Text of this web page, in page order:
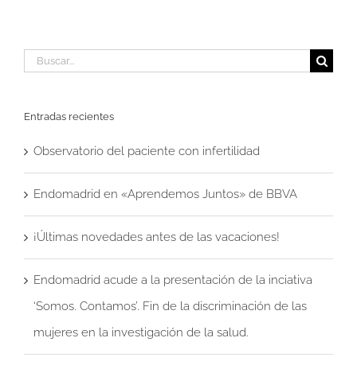
Buscar:
Entradas recientes
Observatorio del paciente con infertilidad
Endomadrid en «Aprendemos Juntos» de BBVA
¡Últimas novedades antes de las vacaciones!
Endomadrid acude a la presentación de la inciativa
‘Somos. Contamos’. Fin de la discriminación de las
mujeres en la investigación de la salud.